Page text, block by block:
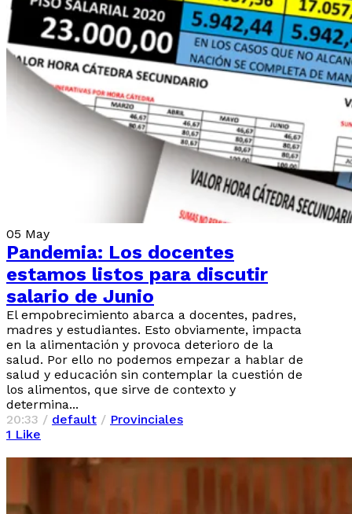
05 May
Pandemia: Los docentes
estamos listos para discutir
salario de Junio
El empobrecimiento abarca a docentes, padres,
madres y estudiantes. Esto obviamente, impacta
en la alimentación y provoca deterioro de la
salud. Por ello no podemos empezar a hablar de
salud y educación sin contemplar la cuestión de
los alimentos, que sirve de contexto y
determina...
20:33 / default / Provinciales
1 Like